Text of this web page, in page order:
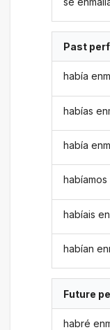
Past
había
habías
había
habíais
habían
Future
habré